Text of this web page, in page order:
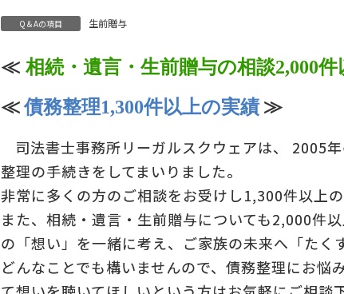
Q＆Aの項目 生前贈与
≪ 相続・遺言・生前贈与の相談2,000
≪債務整理1,300件以上の実績 ≫
司法書士事務所リーガルスクウェアは、 2005
整理の手続きをしてまいりました。
非常に多くの方のご相談をお受けし1,300件以上の
また、相続・遺言・生前贈与についても2,000件
の「想い」を一緒に考え、ご家族の未来へ「たく
どんなことでも構いませんので、債務整理にお悩